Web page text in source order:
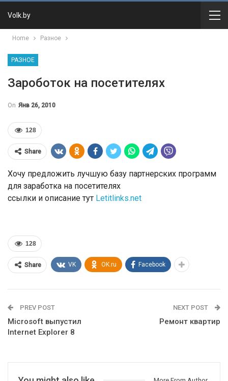
Volk.by
Home Разное
РАЗНОЕ
Зароботок на посетителях
On Янв 26, 2010
128
Share
Хочу предложить лучшую базу партнерских программ
для заработка на посетителях
ссылки и описание тут Letitlinks.net
128
Share VK OK.ru Facebook
PREV POST
Microsoft выпустил
Internet Explorer 8
NEXT POST
Ремонт квартир